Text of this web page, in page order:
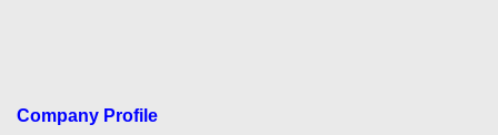
Company Profile